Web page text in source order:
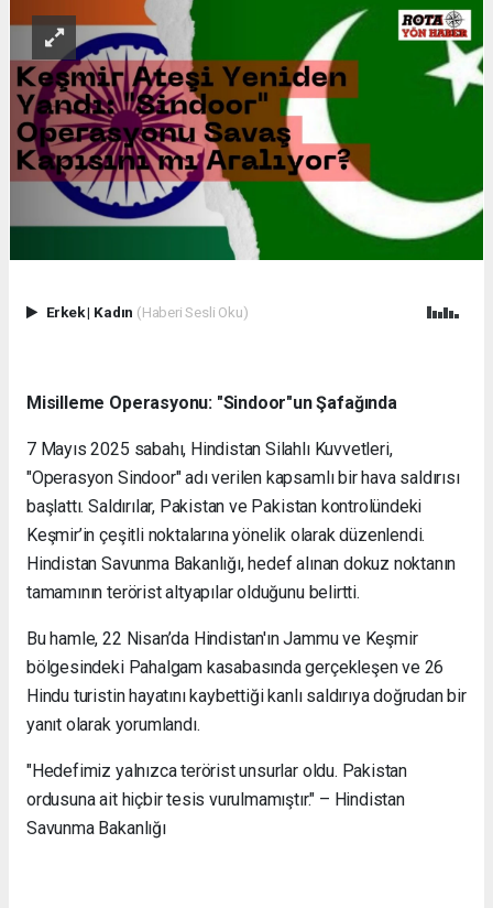
Erkek| Kadın (Haberi Sesli Oku)
Misilleme Operasyonu: "Sindoor"un Şafağında
7 Mayıs 2025 sabahı, Hindistan Silahlı Kuvvetleri,
"Operasyon Sindoor" adı verilen kapsamlı bir hava saldırısı
başlattı. Saldırılar, Pakistan ve Pakistan kontrolündeki
Keşmir’in çeşitli noktalarına yönelik olarak düzenlendi.
Hindistan Savunma Bakanlığı, hedef alınan dokuz noktanın
tamamının terörist altyapılar olduğunu belirtti.
Bu hamle, 22 Nisan’da Hindistan'ın Jammu ve Keşmir
bölgesindeki Pahalgam kasabasında gerçekleşen ve 26
Hindu turistin hayatını kaybettiği kanlı saldırıya doğrudan bir
yanıt olarak yorumlandı.
"Hedefimiz yalnızca terörist unsurlar oldu. Pakistan
ordusuna ait hiçbir tesis vurulmamıştır." – Hindistan
Savunma Bakanlığı